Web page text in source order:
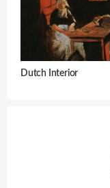
Dutch Interior